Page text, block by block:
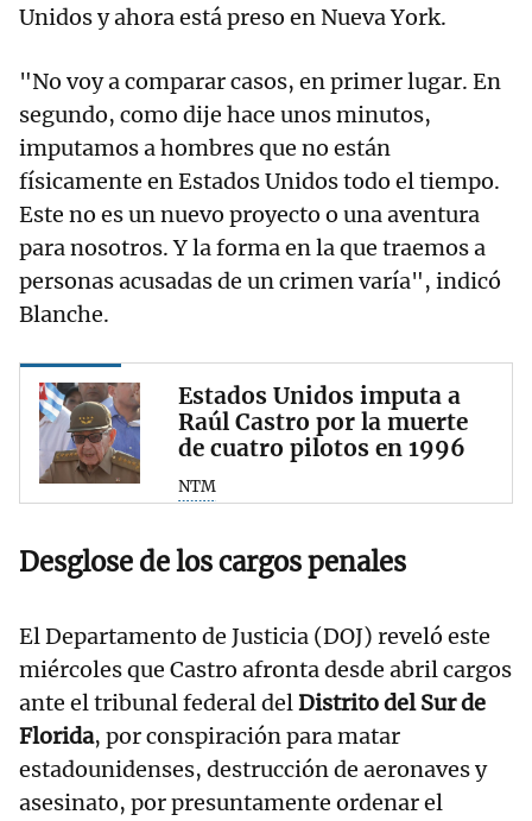
Unidos y ahora está preso en Nueva York.
"No voy a comparar casos, en primer lugar. En
segundo, como dije hace unos minutos,
imputamos a hombres que no están
físicamente en Estados Unidos todo el tiempo.
Este no es un nuevo proyecto o una aventura
para nosotros. Y la forma en la que traemos a
personas acusadas de un crimen varía", indicó
Blanche.
Estados Unidos imputa a
Raúl Castro por la muerte
de cuatro pilotos en 1996
NTM
Desglose de los cargos penales
El Departamento de Justicia (DOJ) reveló este
miércoles que Castro afronta desde abril cargos
ante el tribunal federal delDistrito del Sur de
Florida, por conspiración para matar
estadounidenses, destrucción de aeronaves y
asesinato, por presuntamente ordenar el